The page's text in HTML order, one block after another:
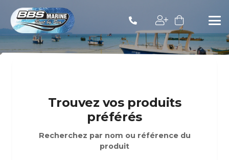
Trouvez vos produits
préférés
Recherchez par nom ou référence du
produit